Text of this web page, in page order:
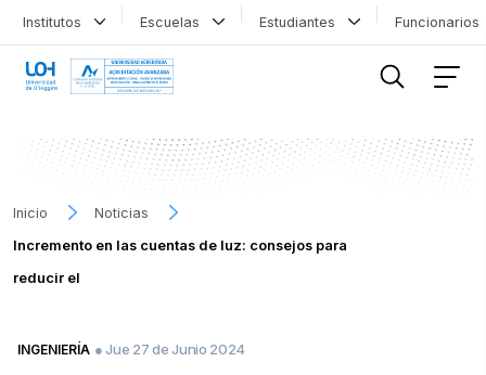
Institutos Escuelas Estudiantes
Inicio
Noticias
Incremento en las cuentas de luz: consejos para
reducir el
INGENIERÍA ● Jue 27 de Junio 2024